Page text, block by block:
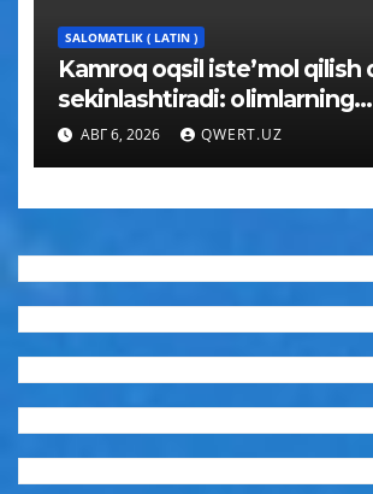
SALOMATLIK ( LATIN )
Kamroq oqsil iste’mol qilish
sekinlashtiradi: olimlarning
kutilmagan xulosasi
АВГ 6, 2026 QWERT.UZ